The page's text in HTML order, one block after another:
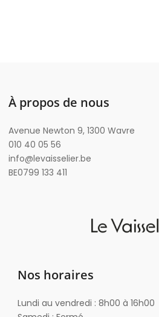
À propos de nous
Avenue Newton 9, 1300 Wavre
010 40 05 56
info@levaisselier.be
BE0799 133 411
Nos horaires
Lundi au vendredi : 8h00 à 16h00